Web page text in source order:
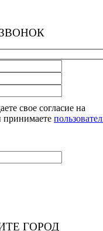
свое согласие на
принимаете
ГОРОД